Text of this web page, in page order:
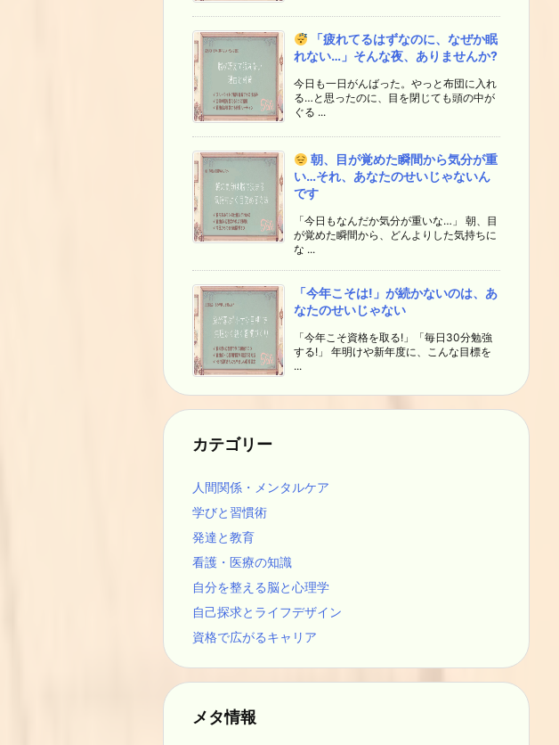
「疲れてるはずなのに、なぜか眠
れない…」そんな夜、ありませんか?
今日も一日がんばった。やっと布団に入れ
る…と思ったのに、目を閉じても頭の中が
ぐる ...
朝、目が覚めた瞬間から気分が重
い…それ、あなたのせいじゃないん
です
「今日もなんだか気分が重いな…」 朝、目
が覚めた瞬間から、どんよりした気持ちに
な ...
「今年こそは!」が続かないのは、あ
なたのせいじゃない
「今年こそ資格を取る!」「毎日30分勉強
する!」 年明けや新年度に、こんな目標を
...
カテゴリー
人間関係・メンタルケア
学びと習慣術
発達と教育
看護・医療の知識
自分を整える脳と心理学
自己探求とライフデザイン
資格で広がるキャリア
メタ情報